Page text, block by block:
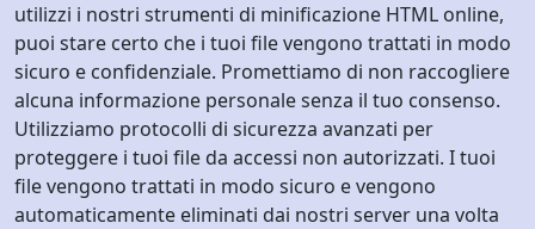
utilizzi i nostri strumenti di minificazione HTML online,
puoi stare certo che i tuoi file vengono trattati in modo
sicuro e confidenziale. Promettiamo di non raccogliere
alcuna informazione personale senza il tuo consenso.
Utilizziamo protocolli di sicurezza avanzati per
proteggere i tuoi file da accessi non autorizzati. I tuoi
file vengono trattati in modo sicuro e vengono
automaticamente eliminati dai nostri server una volta